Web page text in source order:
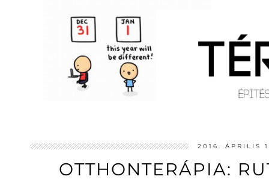
2016. ÁPRILIS
OTTHONTERÁPIA: